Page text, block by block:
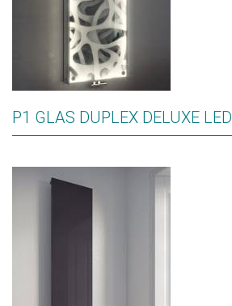
P1 GLAS DUPLEX DELUXE LED